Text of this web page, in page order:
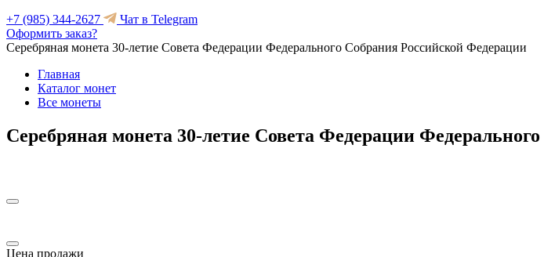
+7 (985) 344-2627
Чат в Telegram
Оформить заказ?
Серебряная монета 30-летие Совета Федерации Федерального Собрания Российской Федерации
Главная
Каталог монет
Все монеты
Серебряная монета 30-летие Совета Федерации
Цена продажи